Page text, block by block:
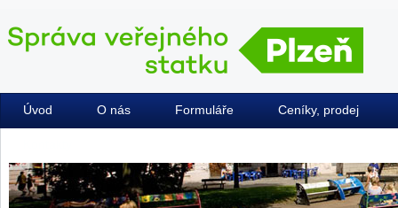
Úvod O nás Formuláře Ceníky, prodej